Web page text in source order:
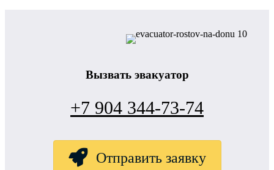
Вызвать эвакуатор
+7 904 344-73-74
Отправить заявку